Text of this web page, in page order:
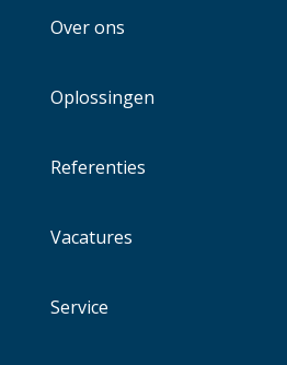
Over ons
Oplossingen
Referenties
Vacatures
Service